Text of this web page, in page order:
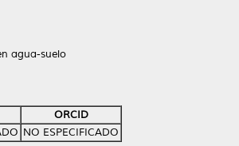
agua-suelo
ORCID
NO ESPECIFICADO